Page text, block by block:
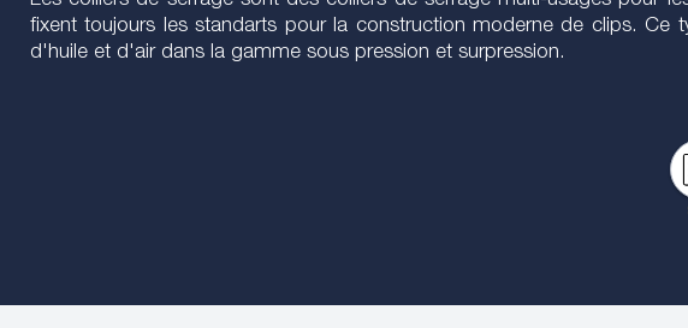
fixent toujours les standarts pour la construction moderne de clips.
d'huile et d'air dans la gamme sous pression et surpression.